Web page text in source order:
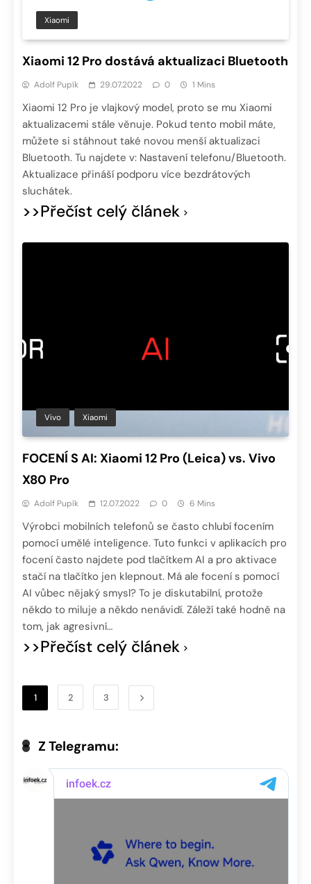
Xiaomi
Xiaomi 12 Pro dostává aktualizaci Bluetooth
Adolf Pupík 29.07.2022 0 1 Mins
Xiaomi 12 Pro je vlajkový model, proto se mu Xiaomi
aktualizacemi stále věnuje. Pokud tento mobil máte,
můžete si stáhnout také novou menší aktualizaci
Bluetooth. Tu najdete v: Nastavení telefonu/Bluetooth.
Aktualizace přináší podporu více bezdrátových
sluchátek.
>>Přečíst celý článek
Vivo Xiaomi
FOCENÍ S AI: Xiaomi 12 Pro (Leica) vs. Vivo
X80 Pro
Adolf Pupík 12.07.2022 0 6 Mins
Výrobci mobilních telefonů se často chlubí focením
pomocí umělé inteligence. Tuto funkci v aplikacích pro
focení často najdete pod tlačítkem AI a pro aktivace
stačí na tlačítko jen klepnout. Má ale focení s pomocí
AI vůbec nějaký smysl? To je diskutabilní, protože
někdo to miluje a někdo nenávidí. Záleží také hodně na
tom, jak agresivní…
>>Přečíst celý článek
1 2 3
Z Telegramu: